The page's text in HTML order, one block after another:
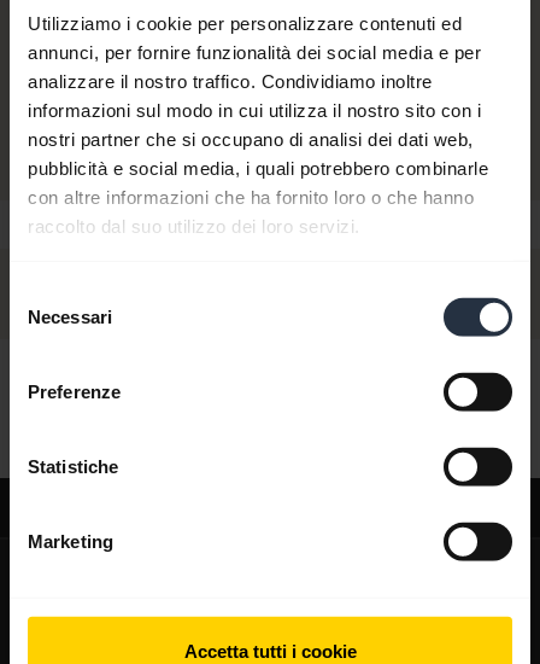
Utilizziamo i cookie per personalizzare contenuti ed
annunci, per fornire funzionalità dei social media e per
analizzare il nostro traffico. Condividiamo inoltre
informazioni sul modo in cui utilizza il nostro sito con i
nostri partner che si occupano di analisi dei dati web,
pubblicità e social media, i quali potrebbero combinarle
con altre informazioni che ha fornito loro o che hanno
raccolto dal suo utilizzo dei loro servizi.
delNecessari
Preferenze
Statistiche
Marketing
Accetta tutti i cookie
Documenti del prodotto
Acquista ora
expand_more
Informazioni su Jabra